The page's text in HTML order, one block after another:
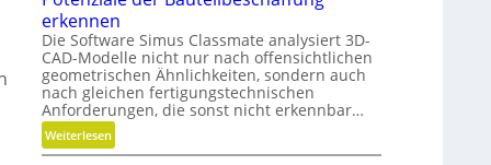
a
t
z
t
e
r
i
e
-
u
n
erkennen
Die Software Simus Classmate analysiert 3D-
CAD-Modelle nicht nur nach offensichtlichen
geometrischen Ähnlichkeiten, sondern auch
nach gleichen fertigungstechnischen
Anforderungen, die sonst nicht erkennbar…
Weiterlesen:
P